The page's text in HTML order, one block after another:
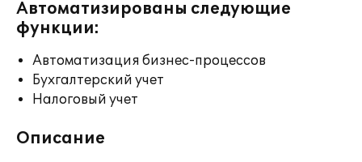
Автоматизированы следующие
функции:
Автоматизация бизнес-процессов
Бухгалтерский учет
Налоговый учет
Описание